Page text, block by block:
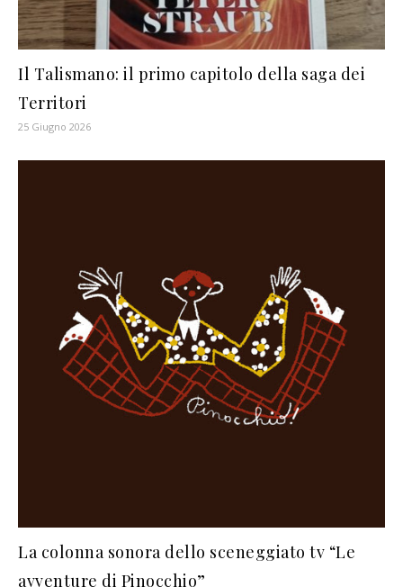
Il Talismano: il primo capitolo della saga dei
Territori
25 Giugno 2026
La colonna sonora dello sceneggiato tv “Le
avventure di Pinocchio”